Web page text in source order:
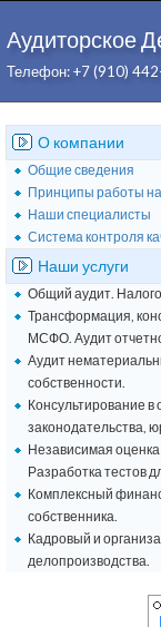
Аудиторское
Телефон: +7 (910)
О компании
Общие сведения
Принципы работы
Наши специалисты
Система контроля
Наши услуги
Общий аудит.
Трансформация,
МСФО. Аудит
Аудит
собственности.
Консультирование в
законодательства,
Независимая
Разработка тестов
Комплексный
собственника.
Кадровый и
делопроизводства.